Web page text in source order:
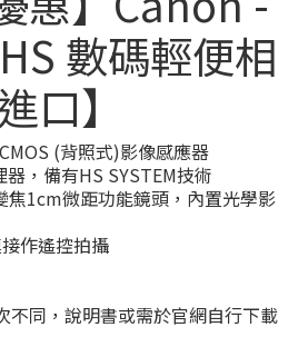
數碼輕便相
口】
(背照式)影像感應器
，備有HS SYSTEM技術
1cm微距功能鏡頭，內置光學影
作遙控拍攝
不同，說明書或需於官網自行下載